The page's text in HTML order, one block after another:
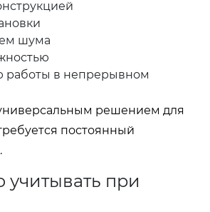
шума
работы в непрерывном
решением для
постоянный
учитывать при